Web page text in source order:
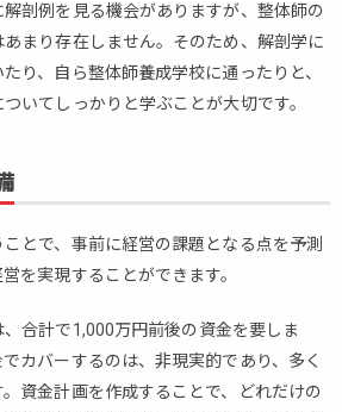
剖例を見る機会がありますが、整体師の
まり存在しません。そのため、解剖学に
り、自ら整体師養成学校に通ったりと、
いてしっかりと学ぶことが大切です。
とで、事前に経営の課題となる点を予測
を実現することができます。
合計で1,000万円前後の資金を要しま
カバーするのは、非現実的であり、多く
資金計画を作成することで、どれだけの